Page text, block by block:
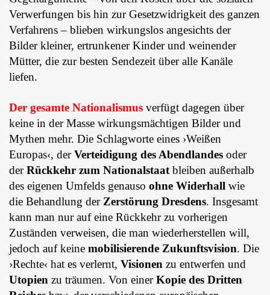
Verwerfungen bis hin zur Gesetzwidrigkeit des ganzen
Verfahrens – blieben wirkungslos angesichts der
Bilder kleiner, ertrunkener Kinder und weinender
Mütter, die zur besten Sendezeit über alle Kanäle
liefen.
Der gesamte Nationalismus verfügt dagegen über
keine in der Masse wirkungsmächtigen Bilder und
Mythen mehr. Die Schlagworte eines ›Weißen
Europas‹, derVerteidigung des Abendlandes oder
derRückkehr zum Nationalstaat bleiben außerhalb
des eigenen Umfelds genauso ohne Widerhall wie
die Behandlung der Zerstörung Dresdens. Insgesamt
kann man nur auf eine Rückkehr zu vorherigen
Zuständen verweisen, die man wiederherstellen will,
jedoch auf keine mobilisierende Zukunftsvision. Die
›Rechte‹ hat es verlernt, Visionen zu entwerfen und
Utopien zu träumen. Von einerKopie des Dritten